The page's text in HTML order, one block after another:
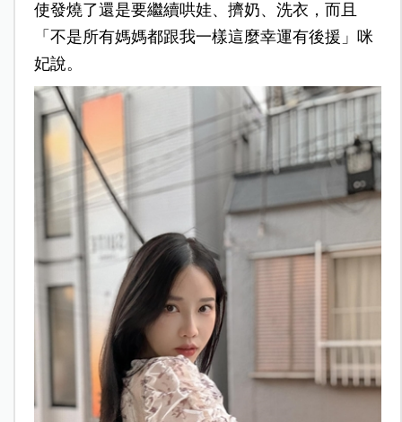
使發燒了還是要繼續哄娃、擠奶、洗衣，而且
「不是所有媽媽都跟我一樣這麼幸運有後援」咪
妃說。